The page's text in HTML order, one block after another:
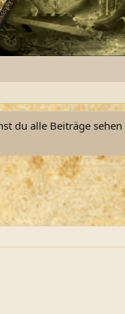
du alle Beiträge